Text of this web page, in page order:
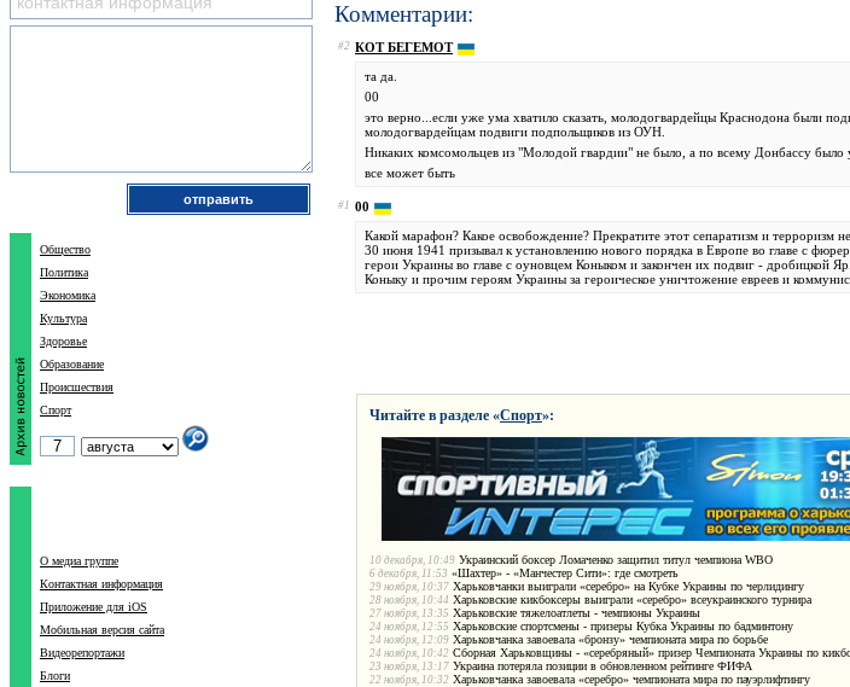
Комментарии:
#2 КОТ БЕГЕМОТ
та да.
00
это верно...если уже ума хватило сказать, молодогвардейцы Краснодона были
молодогвардейцам подвиги подпольщиков из ОУН.
Никаких комсомольцев из "Молодой гвардии" не было, а по всему Донбассу было
все может быть
#1 00
Какой марафон? Какое освобождение? Прекратите этот сепаратизм и
30 июня 1941 призывал к установлению нового порядка в Европе во главе с
герои Украины во главе с оуновцем Коныком и закончен их подвиг - дробицкой
Коныку и прочим героям Украины за героическое уничтожение евреев и
Читайте в разделе «Спорт»:
10 декабря, 10:49 Украинский боксер Ломаченко защитил титул чемпиона WBO
6 декабря, 11:53 «Шахтер» - «Манчестер Сити»: где смотреть
29 ноября, 10:37 Харьковчанки выиграли «серебро» на Кубке Украины по черлидингу
28 ноября, 10:44 Харьковские кикбоксеры выиграли «серебро» всеукраинского турнира
27 ноября, 13:35 Харьковские тяжелоатлеты - чемпионы Украины
24 ноября, 12:55 Харьковские спортсмены - призеры Кубка Украины по бадминтону
24 ноября, 12:09 Харьковчанка завоевала «бронзу» чемпионата мира по борьбе
24 ноября, 10:42 Сборная Харьковщины - «серебряный» призер Чемпионата Украины по
23 ноября, 13:17 Украина потеряла позиции в обновленном рейтинге ФИФА
22 ноября, 10:32 Харьковчанка завоевала «серебро» чемпионата мира по пауэрлифтингу
Общество
Политика
Экономика
Культура
Здоровье
Образование
Происшествия
Спорт
О медиа группе
Контактная информация
Приложение для iOS
Мобильная версия сайта
Видеорепортажи
Блоги